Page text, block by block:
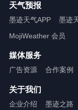
天气预报
墨迹天气APP 墨迹
MojiWeather 会员
媒体服务
广告资源 合作案例
关于我们
企业介绍 墨迹之路